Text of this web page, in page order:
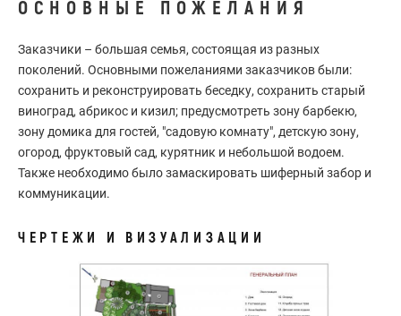
ОСНОВНЫЕ ПОЖЕЛАНИЯ
Заказчики – большая семья, состоящая из разных
поколений. Основными пожеланиями заказчиков были:
сохранить и реконструировать беседку, сохранить старый
виноград, абрикос и кизил; предусмотреть зону барбекю,
зону домика для гостей, "садовую комнату", детскую зону,
огород, фруктовый сад, курятник и небольшой водоем.
Также необходимо было замаскировать шиферный забор и
коммуникации.
ЧЕРТЕЖИ И ВИЗУАЛИЗАЦИИ